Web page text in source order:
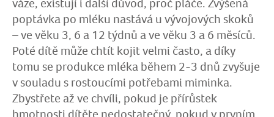
váze, existují i další důvod, proč pláče. Zvýšená
poptávka po mléku nastává u vývojových skoků
– ve věku 3, 6 a 12 týdnů a ve věku 3 a 6 měsíců.
Poté dítě může chtít kojit velmi často, a díky
tomu se produkce mléka během 2-3 dnů zvyšuje
v souladu s rostoucími potřebami miminka.
Zbystřete až ve chvíli, pokud je přírůstek